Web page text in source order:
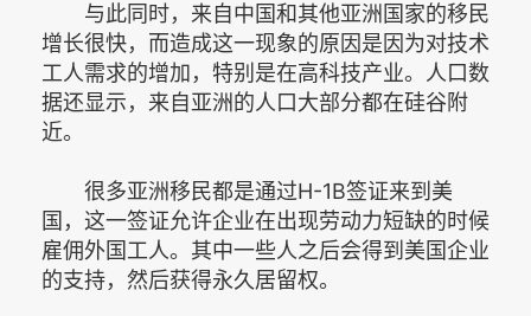
与此同时，来自中国和其他亚洲国家的移民
增长很快，而造成这一现象的原因是因为对技术
工人需求的增加，特别是在高科技产业。人口数
据还显示，来自亚洲的人口大部分都在硅谷附
近。
很多亚洲移民都是通过H-1B签证来到美
国，这一签证允许企业在出现劳动力短缺的时候
雇佣外国工人。其中一些人之后会得到美国企业
的支持，然后获得永久居留权。